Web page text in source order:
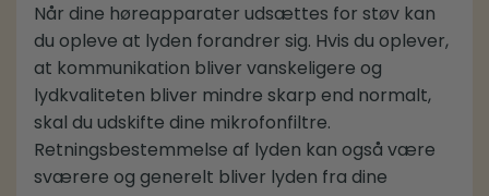
Når dine høreapparater udsættes for støv kan
du opleve at lyden forandrer sig. Hvis du oplever,
at kommunikation bliver vanskeligere og
lydkvaliteten bliver mindre skarp end normalt,
skal du udskifte dine mikrofonfiltre.
Retningsbestemmelse af lyden kan også være
sværere og generelt bliver lyden fra dine